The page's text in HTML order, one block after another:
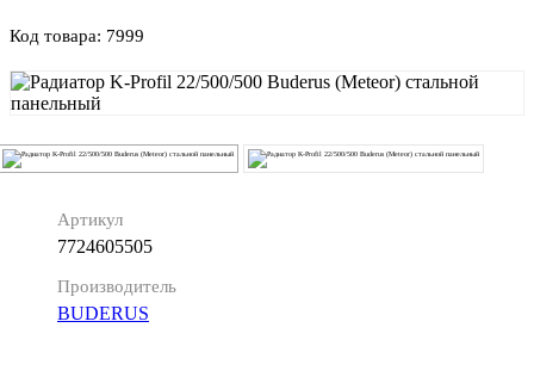
Код товара: 7999
Артикул
7724605505
Производитель
BUDERUS